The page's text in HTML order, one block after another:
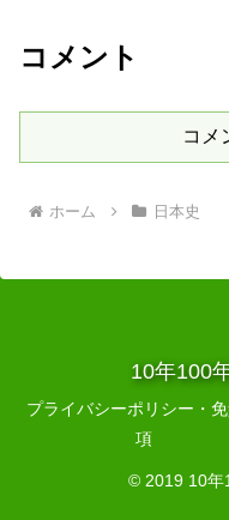
コメント
コメ
ホーム 日本史
10年100
プライバシーポリシー・
項
© 2019 10年